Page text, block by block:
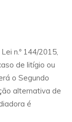
n.º 144/2015,
de litígio ou
o Segundo
alternativa de
é